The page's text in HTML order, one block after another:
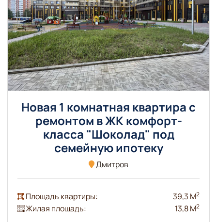
Новая 1 комнатная квартира с
ремонтом в ЖК комфорт-
класса "Шоколад" под
семейную ипотеку
Дмитров
Площадь квартиры: 39,3 М2
Жилая площадь: 13,8 М2